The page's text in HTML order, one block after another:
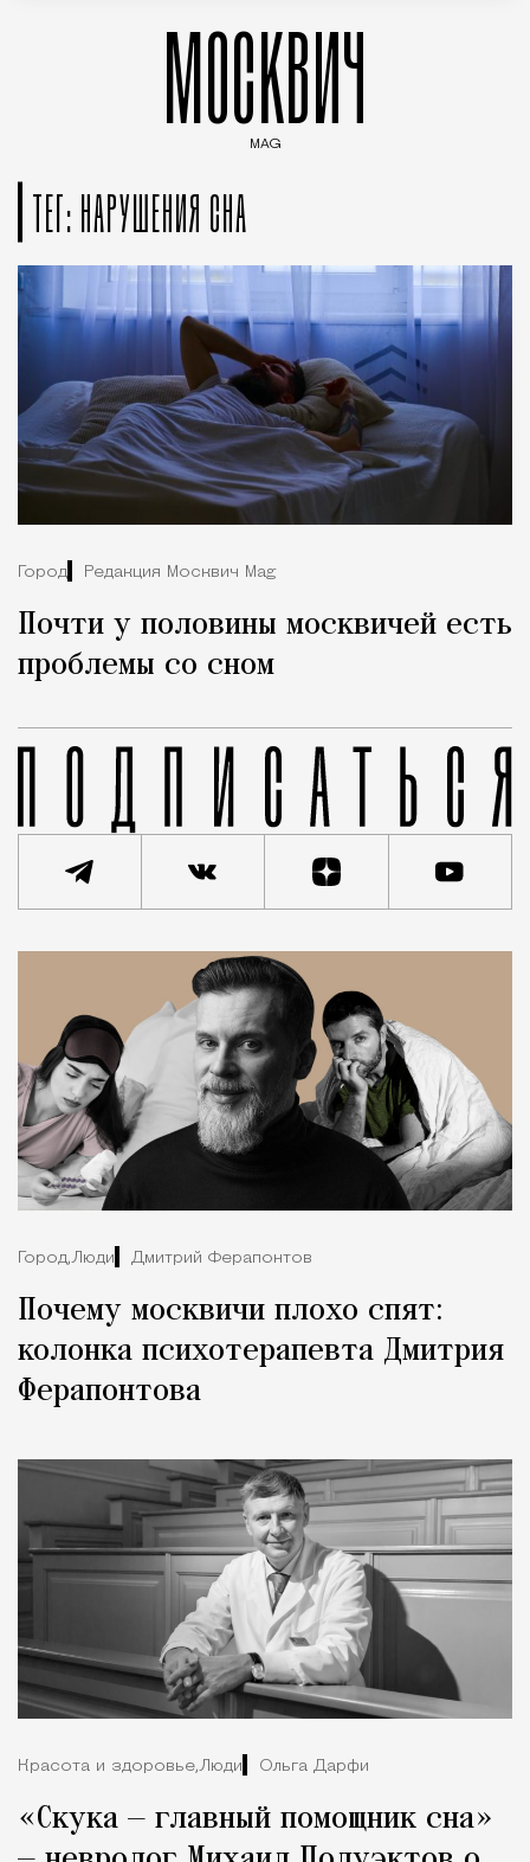
МОСКВИЧ
MAG
ТЕГ: НАРУШЕНИЯ СНА
Город Редакция Москвич Mag
Почти у половины москвичей есть
проблемы со сном
Город,Люди Дмитрий Ферапонтов
Почему москвичи плохо спят:
колонка психотерапевта Дмитрия
Ферапонтова
Красота и здоровье,Люди Ольга Дарфи
«Скука — главный помощник сна»